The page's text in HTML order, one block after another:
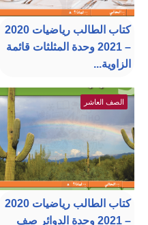
كتاب الطالب رياضيات 2020
– 2021 وحدة المثلثات قائمة
الزاوية...
الصف العاشر
كتاب الطالب رياضيات 2020
– 2021 وحدة الدوائر صف